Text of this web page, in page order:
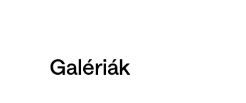
Galériák